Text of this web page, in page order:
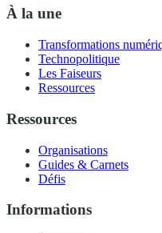
À la une
Transformations
Technopolitique
Les Faiseurs
Ressources
Ressources
Organisations
Guides & Carnets
Défis
Informations